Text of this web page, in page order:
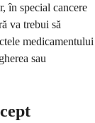
în special cancere
va trebui să
medicamentului
sau